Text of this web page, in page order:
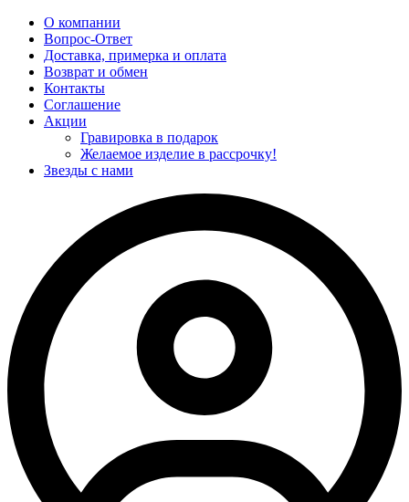
О компании
Вопрос-Ответ
Доставка, примерка и оплата
Возврат и обмен
Контакты
Соглашение
Акции
Гравировка в подарок
Желаемое изделие в рассрочку!
Звезды с нами